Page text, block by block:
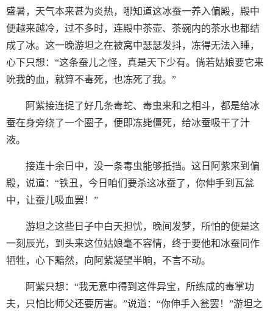
盛暑，天气本来甚为炎热，哪知道这冰蚕一养入偏殿，殿中
便越来越冷，过不多时，连殿中茶壶、茶碗内的茶水也都结
成了冰。这一晚游坦之在被窝中瑟瑟发抖，冻得无法入睡，
心下只想：“这条蚕儿之怪，真是天下少有。倘若姑娘要它来
吮我的血，就算不毒死，也冻死了我。”
阿紫接连捉了好几条毒蛇、毒虫来和之相斗，都是给冰
蚕在身旁绕了一个圈子，便即冻毙僵死，给冰蚕吸干了汁
液。
接连十余日中，没一条毒虫能够抵挡。这日阿紫来到偏
殿，说道：“铁丑，今日咱们要杀这冰蚕了，你伸手到瓦瓮
中，让蚕儿吸血罢！”
游坦之这些日子中白天担忧，晚间发梦，所怕的便是这
一刻辰光，到头来这位姑娘毫不容情，终于要他和冰蚕同作
牺牲，心下黯然，向阿紫凝望半晌，不言不动。
阿紫只想：“我无意中得到这件异宝，所练成的毒掌功
夫，只怕比师父还要厉害。”说道：“你伸手入瓮罢！”游坦之